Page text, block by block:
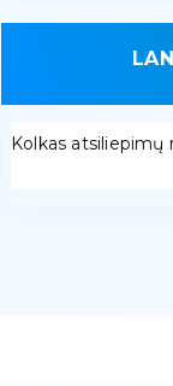
Kolkas atsiliepimų